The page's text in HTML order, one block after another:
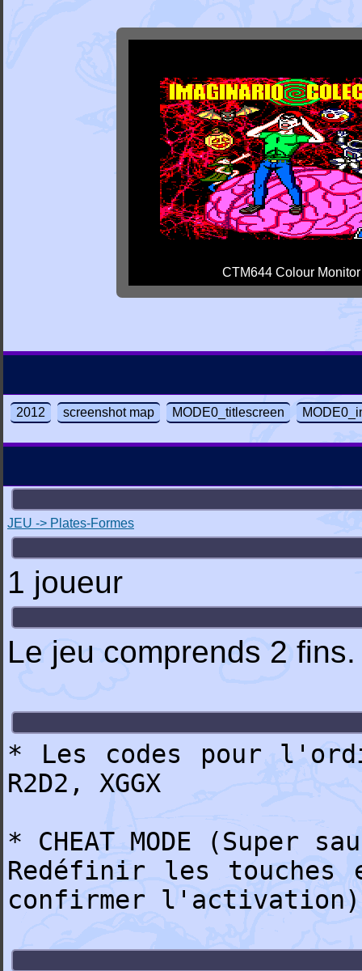
CTM644 Colour Monitor
2012 screenshot map MODE0_titlescreen
JEU -> Plates-Formes
1 joueur
Le jeu comprends 2 fins.
* Les codes pour
R2D2, XGGX
* CHEAT MODE (Super
Redéfinir les touches
confirmer